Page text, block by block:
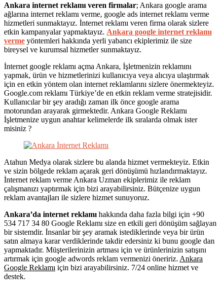
Ankara internet reklamı veren firmalar; Ankara google arama
ağlarına internet reklamı verme, google ads internet reklamı verme
hizmetleri sunmaktayız. İnternet reklamı veren firma olarak sizlere
etkin kampanyalar yapmaktayız. Ankara google internet reklamı
verme yöntemleri hakkında yerli yabancı ekiplerimiz ile size
bireysel ve kurumsal hizmetler sunmaktayız.
İnternet google reklamı açma Ankara, İşletmenizin reklamını
yapmak, ürün ve hizmetlerinizi kullanıcıya veya alıcıya ulaştırmak
için en etkin yöntem olan internet reklamlarını sizlere önermekteyiz.
Google.com reklamı Türkiye’de en etkin reklam verme stratejisidir.
Kullanıcılar bir şey aradığı zaman ilk önce google arama
motorundan arayarak girmektedir. Ankara Google Reklamı
İşletmenize uygun anahtar kelimelerde ilk sıralarda olmak ister
misiniz ?
Atahun Medya olarak sizlere bu alanda hizmet vermekteyiz. Etkin
ve sizin bölgede reklam açarak geri dönüşümü hızlandırmaktayız.
İnternet reklam verme Ankara Uzman ekiplerimiz ile reklam
çalışmanızı yaptırmak için bizi arayabilirsiniz. Bütçenize uygun
reklam avantajları ile sizlere hizmet sunuyoruz.
Ankara’da internet reklamı hakkında daha fazla bilgi için +90
534 717 34 80 Google Reklamı size en etkili geri dönüşüm sağlayan
bir sistemdir. İnsanlar bir şey aramak istediklerinde veya bir ürün
satın almaya karar verdiklerinde takdir edersiniz ki bunu google dan
yapmaktadır. Müşterilerinizin artması için ve ürünlerinizin satışını
artırmak için google adwords reklam vermenizi öneririz. Ankara
Google Reklamı için bizi arayabilirsiniz. 7/24 online hizmet ve
destek.